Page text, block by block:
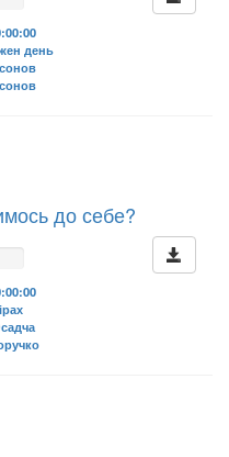
день
до себе?